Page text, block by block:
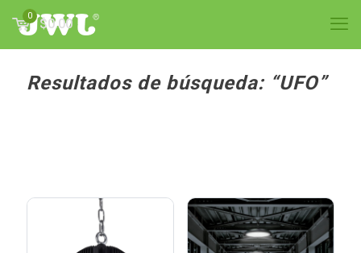
0
$0.00
Resultados de búsqueda: “UFO”